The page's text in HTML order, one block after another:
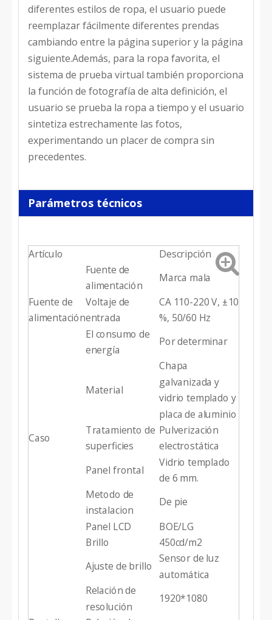
diferentes estilos de ropa, el usuario puede
reemplazar fácilmente diferentes prendas
cambiando entre la página superior y la página
siguiente.Además, para la ropa favorita, el
sistema de prueba virtual también proporciona
la función de fotografía de alta definición, el
usuario se prueba la ropa a tiempo y el usuario
sintetiza estrechamente las fotos,
experimentando un placer de compra sin
precedentes.
Parámetros técnicos
Artículo Descripción
Fuente de
alimentación
Fuente de
alimentación
Marca mala
Voltaje de
entrada
CA 110-220 V, ±10
%, 50/60 Hz
El consumo de
energía
Por determinar
Caso
Material
Chapa
galvanizada y
vidrio templado y
placa de aluminio
Tratamiento de
superficies
Pulverización
electrostática
Panel frontal
Vidrio templado
de 6 mm.
Metodo de
instalacion
De pie
Panel LCD
BOE/LG
Brillo
450cd/m2
Ajuste de brillo
Sensor de luz
automática
Relación de
resolución
1920*1080